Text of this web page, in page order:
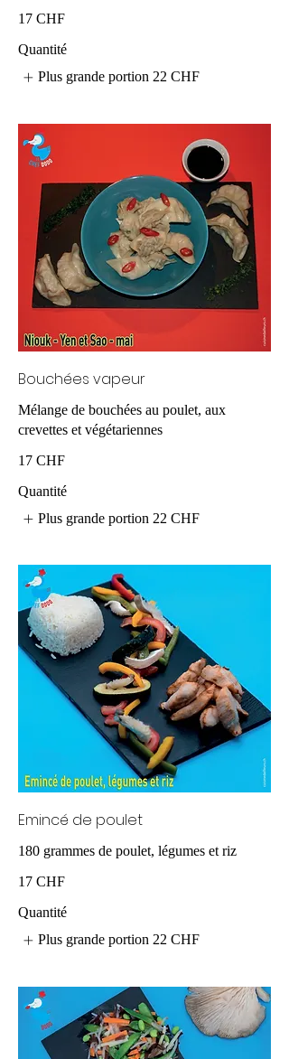
17 CHF
Quantité
Plus grande portion 22 CHF
Bouchées vapeur
Mélange de bouchées au poulet, aux
crevettes et végétariennes
17 CHF
Quantité
Plus grande portion 22 CHF
Emincé de poulet
180 grammes de poulet, légumes et riz
17 CHF
Quantité
Plus grande portion 22 CHF